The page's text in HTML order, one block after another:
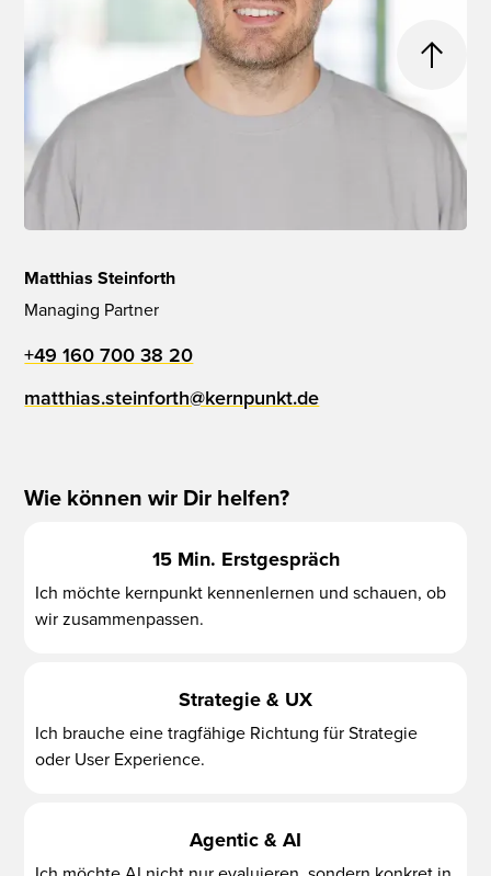
Matthias Steinforth
Managing Partner
+49 160 700 38 20
matthias.steinforth@kernpunkt.de
Wie können wir Dir helfen?
15 Min. Erstgespräch
Ich möchte kernpunkt kennenlernen und schauen, ob
wir zusammenpassen.
Strategie & UX
Ich brauche eine tragfähige Richtung für Strategie
oder User Experience.
Agentic & AI